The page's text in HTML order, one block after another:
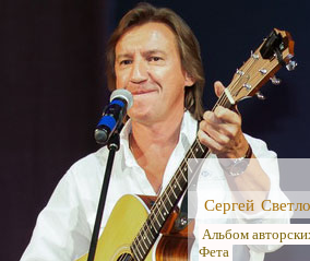
Сергей
Альбом
Фета